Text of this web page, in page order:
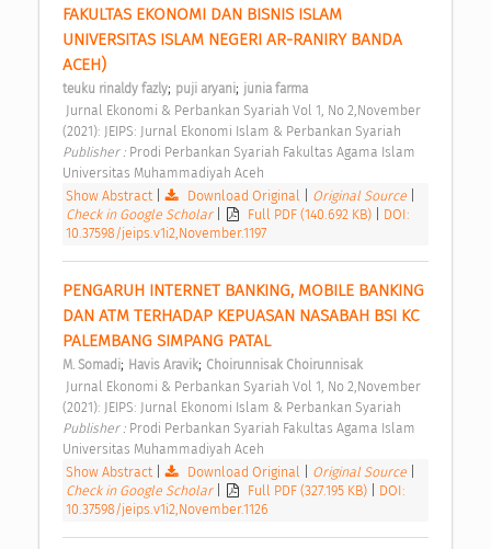
FAKULTAS EKONOMI DAN BISNIS ISLAM
UNIVERSITAS ISLAM NEGERI AR-RANIRY BANDA
ACEH)
teuku rinaldy fazly; puji aryani; junia farma
(2021): JEIPS: Jurnal Ekonomi Islam & Perbankan Syariah
Publisher : Prodi Perbankan Syariah Fakultas Agama Islam
Universitas Muhammadiyah Aceh
Show Abstract
Download Original Original Source
Check in Google Scholar
Full PDF (140.692 KB)
DOI:
10.37598/jeips.v1i2,November.1197
PENGARUH INTERNET BANKING, MOBILE BANKING
DAN ATM TERHADAP KEPUASAN NASABAH BSI KC
PALEMBANG SIMPANG PATAL
M. Somadi; Havis Aravik; Choirunnisak Choirunnisak
(2021): JEIPS: Jurnal Ekonomi Islam & Perbankan Syariah
Publisher : Prodi Perbankan Syariah Fakultas Agama Islam
Universitas Muhammadiyah Aceh
Show Abstract
Download Original Original Source
Check in Google Scholar
Full PDF (327.195 KB)
DOI:
10.37598/jeips.v1i2,November.1126